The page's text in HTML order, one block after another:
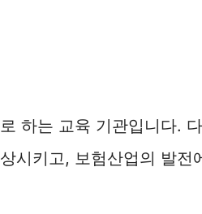
하는 교육 기관입니다.
시키고, 보험산업의 발전